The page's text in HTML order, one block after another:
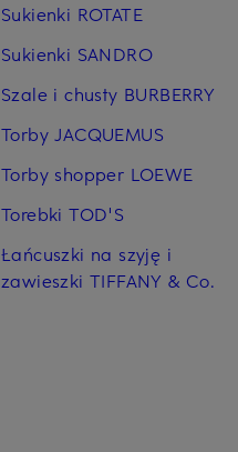
Sukienki ROTATE
Sukienki SANDRO
Szale i chusty BURBERRY
Torby JACQUEMUS
Torby shopper LOEWE
Torebki TOD'S
Łańcuszki na szyję i
zawieszki TIFFANY & Co.